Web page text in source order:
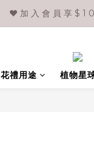
❤️ 加 入 會 員 享 $ 1
花禮用途 植物